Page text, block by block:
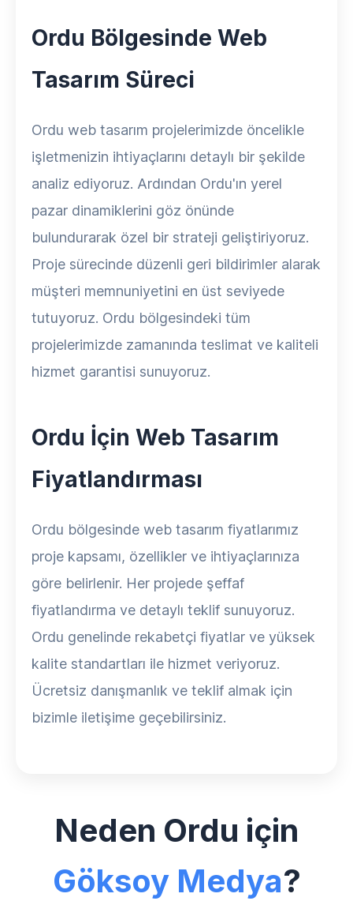
Ordu Bölgesinde Web
Tasarım Süreci
Ordu web tasarım projelerimizde öncelikle
işletmenizin ihtiyaçlarını detaylı bir şekilde
analiz ediyoruz. Ardından Ordu'ın yerel
pazar dinamiklerini göz önünde
bulundurarak özel bir strateji geliştiriyoruz.
Proje sürecinde düzenli geri bildirimler alarak
müşteri memnuniyetini en üst seviyede
tutuyoruz. Ordu bölgesindeki tüm
projelerimizde zamanında teslimat ve kaliteli
hizmet garantisi sunuyoruz.
Ordu İçin Web Tasarım
Fiyatlandırması
Ordu bölgesinde web tasarım fiyatlarımız
proje kapsamı, özellikler ve ihtiyaçlarınıza
göre belirlenir. Her projede şeffaf
fiyatlandırma ve detaylı teklif sunuyoruz.
Ordu genelinde rekabetçi fiyatlar ve yüksek
kalite standartları ile hizmet veriyoruz.
Ücretsiz danışmanlık ve teklif almak için
bizimle iletişime geçebilirsiniz.
Neden Ordu için
Göksoy Medya?